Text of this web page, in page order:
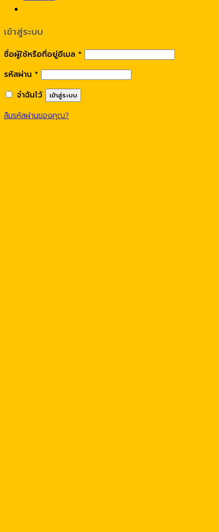
เข้าสู่ระบบ
ชื่อผู้ใช้หรือที่อยู่อีเมล *
รหัสผ่าน *
จำฉันไว้
เข้าสู่ระบบ
ลืมรหัสผ่านของคุณ?